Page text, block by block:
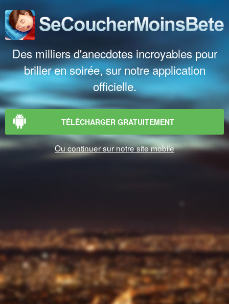
Des milliers d'anecdotes incroyables pour
briller en soirée, sur notre application
officielle.
TÉLÉCHARGER GRATUITEMENT
Ou continuer sur notre site mobile